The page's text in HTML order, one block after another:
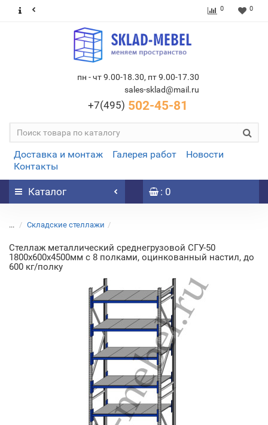
0 0
пн - чт 9.00-18.30, пт 9.00-17.30
sales-sklad@mail.ru
+7(495) 502-45-81
Доставка и монтаж Галерея работ
Новости
Контакты
Каталог : 0
... Складские стеллажи
Стеллаж металлический среднегрузовой СГУ-50
1800х600х4500мм с 8 полками, оцинкованный настил, до
600 кг/полку